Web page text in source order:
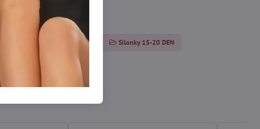
Strumpfhosen 15-20 DEN Silonky 15-20 DEN